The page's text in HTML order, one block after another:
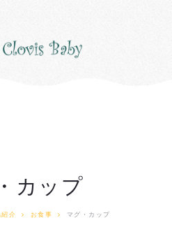
カップ
介 お食事 マグ・カップ